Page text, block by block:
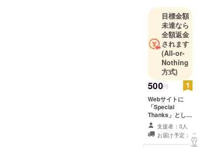
現場など東
京、大阪を
中心に全国
をまわる。
後に足立技
術専門校
木工科（現
東京都立城
東職業能力
開発セン
ター）で木
工を学ぶ。
特注家具屋
目標金額
未達なら
全額返金
されます
(All-or-
Nothing
方式)
500円
Webサイトに
「Special
Thanks」として
お名前を掲載い
たします。
支援者：0人
お届け予定： こ
の
リ